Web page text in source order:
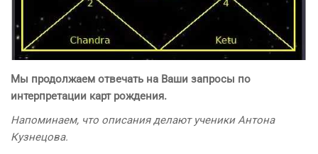
Мы продолжаем отвечать на Ваши запросы по
интерпретации карт рождения.
Напоминаем, что описания делают ученики Антона
Кузнецова.